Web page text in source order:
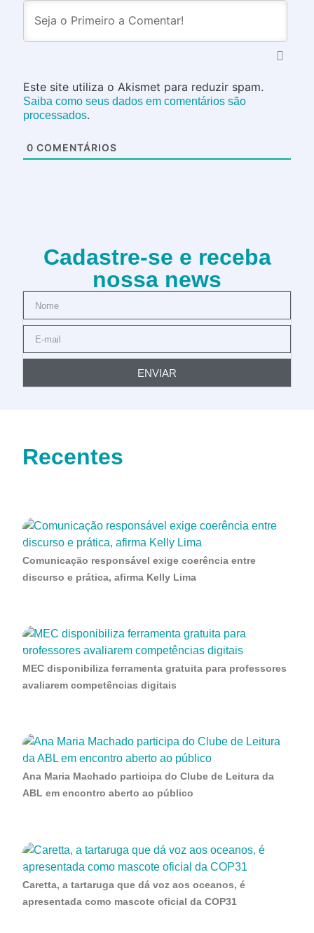
Este site utiliza o Akismet para reduzir spam.
Saiba como seus dados em comentários são
processados.
0 COMENTÁRIOS
Cadastre-se e receba
nossa news
ENVIAR
Recentes
Comunicação responsável exige coerência entre
discurso e prática, afirma Kelly Lima
MEC disponibiliza ferramenta gratuita para professores
avaliarem competências digitais
Ana Maria Machado participa do Clube de Leitura da
ABL em encontro aberto ao público
Caretta, a tartaruga que dá voz aos oceanos, é
apresentada como mascote oficial da COP31